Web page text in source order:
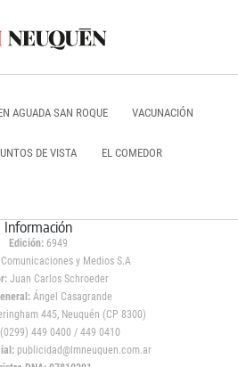
AGUADA SAN ROQUE VACUNACIÓN
DE VISTA EL COMEDOR
Información
Edición: 6949
y Medios S.A
Juan Carlos Schroeder
Ángel Casagrande
445, Neuquén (CP 8300)
(0299) 449 0400 / 449 0410
publicidad@lmneuquen.com.ar